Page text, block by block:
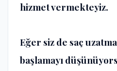
hizmet vermekteyiz.
Eğer siz de saç
başlamayı